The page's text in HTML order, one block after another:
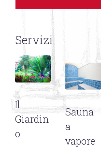
Servizi
Il
Giardin
o
Sauna
a
vapore